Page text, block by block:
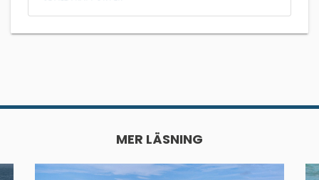
MER LÄSNING